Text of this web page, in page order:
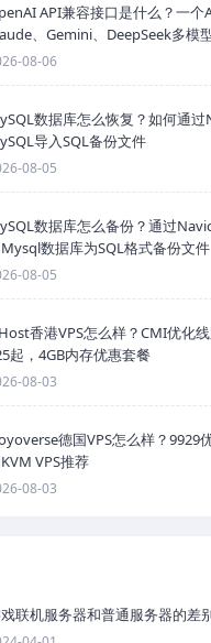
API兼容接口是什么？一个
、Gemini、DeepSeek多模
08-06
数据库怎么恢复？如何通
导入SQL备份文件
08-05
数据库怎么备份？通过
数据库为SQL格式备份文件
08-05
香港VPS怎么样？CMI优化
起，4GB内存优惠套餐
08-03
德国VPS怎么样？9929
VPS推荐
08-03
联机服务器和普通服务器的差